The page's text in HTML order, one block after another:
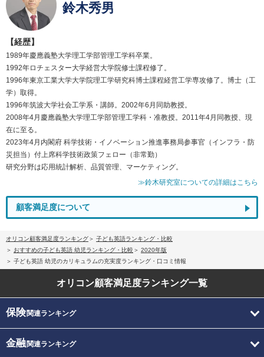
鈴木秀男
【経歴】
1989年慶應義塾大学理工学部管理工学科卒業。
1992年ロチェスター大学経営大学院修士課程修了。
1996年東京工業大学大学院理工学研究科博士課程経営工学専攻修了。博士（工
学）取得。
1996年筑波大学社会工学系・講師。2002年6月同助教授。
2008年4月慶應義塾大学理工学部管理工学科・准教授。2011年4月同教授、現
在に至る。
2023年4月内閣府 科学技術・イノベーション推進事務局参事官（インフラ・防
災担当）付上席科学技術政策フェロー（非常勤）
研究分野は応用統計解析、品質管理、マーケティング。
≫鈴木研究室についての詳細はこちら
顧客満足度について
オリコン顧客満足度ランキング
子ども英語ランキング・比較
おすすめの子ども英語 幼児ランキング・比較
2020年版
子ども英語 幼児のカリキュラムの充実度ランキング・口コミ情報
オリコン顧客満足度ランキング一覧
保険関連ランキング
金融関連ランキング